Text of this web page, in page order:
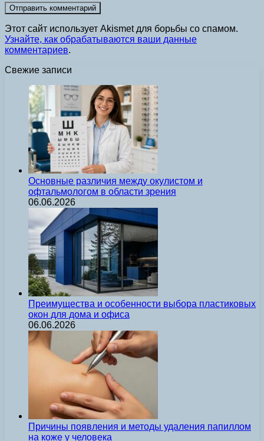
Этот сайт использует Akismet для борьбы со спамом.
Узнайте, как обрабатываются ваши данные
комментариев.
Свежие записи
Основные различия между окулистом и
офтальмологом в области зрения
06.06.2026
Преимущества и особенности выбора пластиковых
окон для дома и офиса
06.06.2026
Причины появления и методы удаления папиллом
на коже у человека